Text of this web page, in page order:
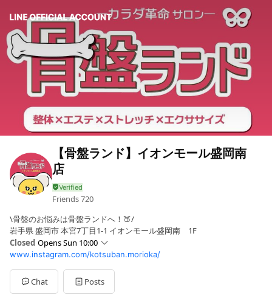
【骨盤ランド】イオンモール盛岡南
店
Friends720
\骨盤のお悩みは骨盤ランドへ！🍑/
岩手県 盛岡市 本宮7丁目1-1 イオンモール盛岡南 1F
Closed Opens Sun 10:00
Sun10:00 - 21:00
Mon10:00 - 21:00
Tue10:00 - 21:00
Wed10:00 - 21:00
www.instagram.com/kotsuban.morioka/
Chat Posts